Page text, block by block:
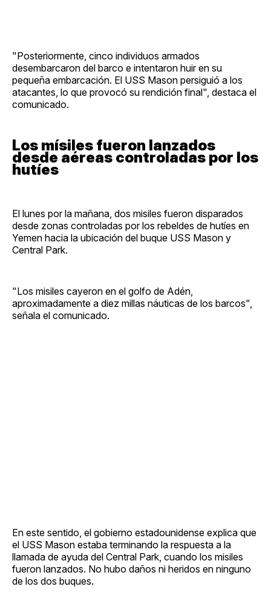
"Posteriormente, cinco individuos armados
desembarcaron del barco e intentaron huir en su
pequeña embarcación. El USS Mason persiguió a los
atacantes, lo que provocó su rendición final", destaca el
comunicado.
Los mísiles fueron lanzados
desde aéreas controladas por los
hutíes
El lunes por la mañana, dos misiles fueron disparados
desde zonas controladas por los rebeldes de hutíes en
Yemen hacia la ubicación del buque USS Mason y
Central Park.
"Los misiles cayeron en el golfo de Adén,
aproximadamente a diez millas náuticas de los barcos",
señala el comunicado.
En este sentido, el gobierno estadounidense explica que
el USS Mason estaba terminando la respuesta a la
llamada de ayuda del Central Park, cuando los misiles
fueron lanzados. No hubo daños ni heridos en ninguno
de los dos buques.